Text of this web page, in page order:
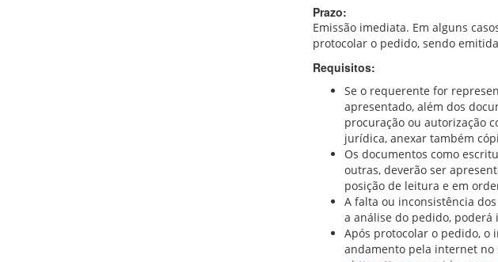
Prazo:
Emissão imediata. Em alguns
protocolar o pedido, sendo
Requisitos:
Se o requerente for
apresentado, além dos
procuração ou autorização
jurídica, anexar também
Os documentos como
outras, deverão ser
posição de leitura e em
A falta ou inconsistência
a análise do pedido,
Após protocolar o pedido, o
andamento pela internet no